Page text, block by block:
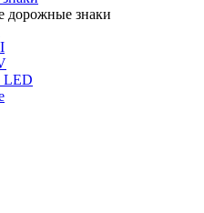
дорожные знаки
LED